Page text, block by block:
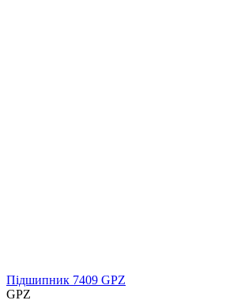
Підшипник 7409 GPZ
GPZ